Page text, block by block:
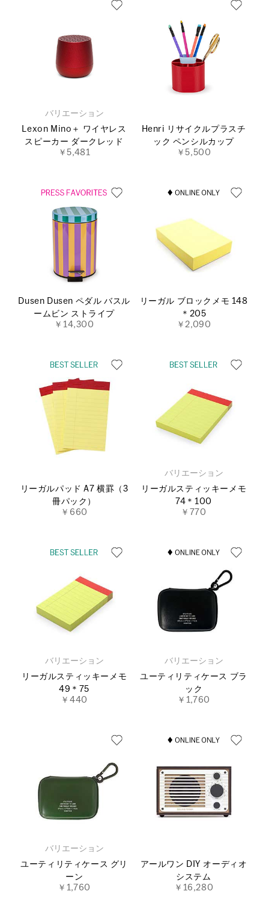
バリエーション
Lexon Mino＋ ワイヤレス
スピーカー ダークレッド
￥5,481
Henri リサイクルプラスチ
ック ペンシルカップ
￥5,500
Dusen Dusen ペダル バスル
ームビン ストライプ
￥14,300
リーガル ブロックメモ 148
＊205
￥2,090
リーガルパッド A7 横罫（3
冊パック）
￥660
バリエーション
リーガルスティッキーメモ
74＊100
￥770
バリエーション
リーガルスティッキーメモ
49＊75
￥440
バリエーション
ユーティリティケース ブラ
ック
￥1,760
バリエーション
ユーティリティケース グリ
ーン
￥1,760
アールワン DIY オーディオ
システム
￥16,280